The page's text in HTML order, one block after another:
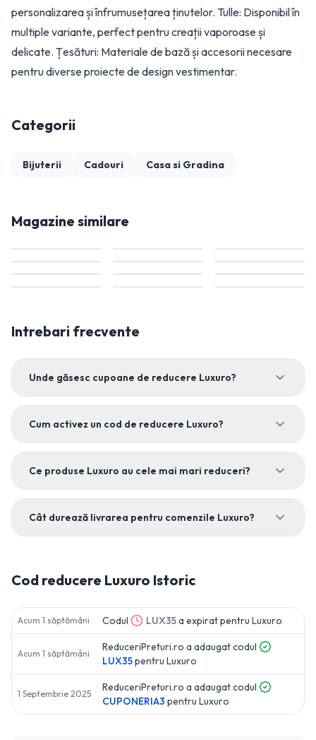
personalizarea și înfrumusețarea ținutelor. Tulle: Disponibil în
multiple variante, perfect pentru creații vaporoase și
delicate. Țesături: Materiale de bază și accesorii necesare
pentru diverse proiecte de design vestimentar.
Categorii
Bijuterii Cadouri Casa si Gradina
Magazine similare
Intrebari frecvente
Unde găsesc cupoane de reducere Luxuro?
Cum activez un cod de reducere Luxuro?
Ce produse Luxuro au cele mai mari reduceri?
Cât durează livrarea pentru comenzile Luxuro?
Cod reducere Luxuro Istoric
Acum 1 săptămâni Codul LUX35a expirat pentru Luxuro
Acum 1 săptămâni
ReduceriPreturi.ro a adaugat codul
LUX35pentru Luxuro
1 Septembrie 2025
ReduceriPreturi.ro a adaugat codul
CUPONERIA3 pentru Luxuro